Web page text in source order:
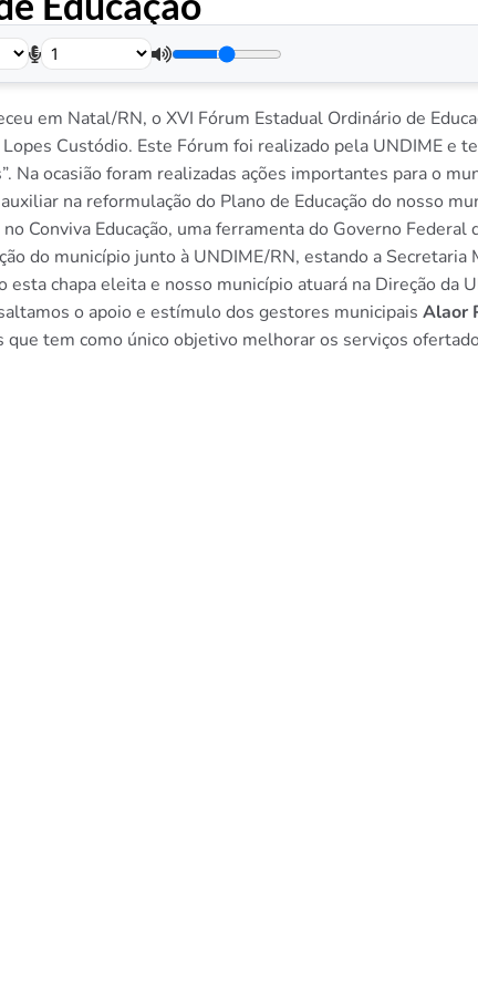
em Natal/RN, o XVI Fórum Estadual Ordinário de
Custódio. Este Fórum foi realizado pela UNDIME e
Na ocasião foram realizadas ações importantes para o
na reformulação do Plano de Educação do nosso
Conviva Educação, uma ferramenta do Governo
do município junto à UNDIME/RN, estando a Secretaria
esta chapa eleita e nosso município atuará na Direção da
o apoio e estímulo dos gestores municipais Alaor
que tem como único objetivo melhorar os serviços